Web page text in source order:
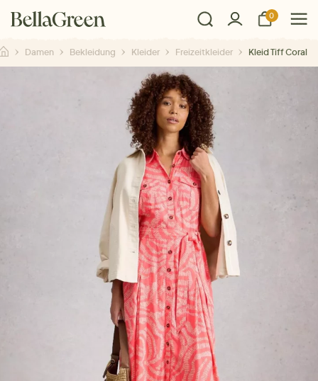
0
Damen Bekleidung Kleider Freizeitkleider Kleid Tiff Coral